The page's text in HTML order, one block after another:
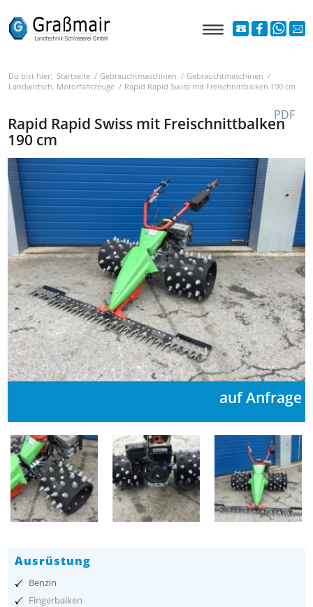
Du bist hier: Startseite / Gebrauchtmaschinen / Gebrauchtmaschinen /
Landwirtsch. Motorfahrzeuge / Rapid Rapid Swiss mit Freischnittbalken 190 cm
Rapid Rapid Swiss mit Freischnittbalken
190 cm
PDF
auf Anfrage
Ausrüstung
Benzin
Fingerbalken